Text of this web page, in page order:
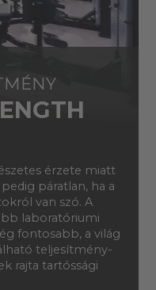
érzete miatt
páratlan, ha a
van szó. A
laboratóriumi
fontosabb, a világ
teljesítmény-
rajta tartóssági